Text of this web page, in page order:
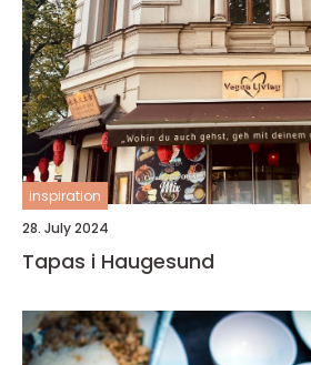
inspiration
28. July 2024
Tapas i Haugesund